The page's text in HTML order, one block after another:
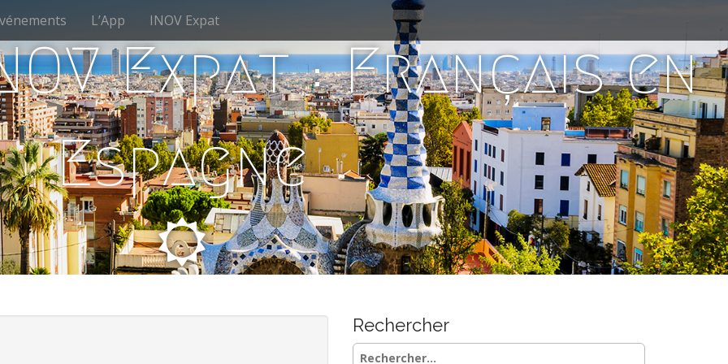
L’App INOV Expat
Expat : Français en
Espagne
Rechercher
Rechercher :